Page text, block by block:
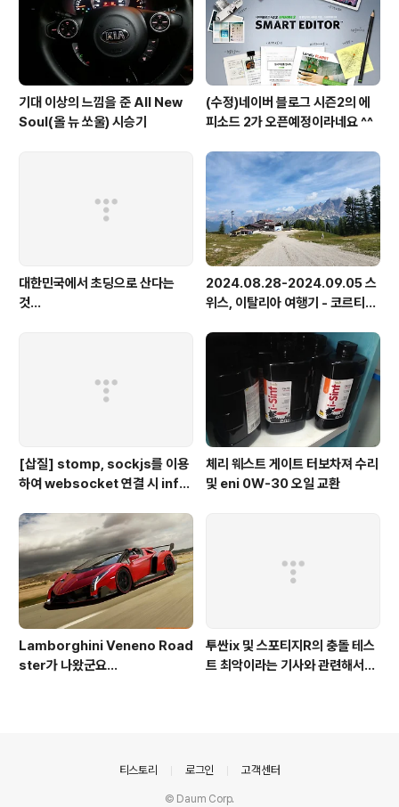
기대 이상의 느낌을 준 All New
Soul(올 뉴 쏘울) 시승기
(수정)네이버 블로그 시즌2의 에
피소드 2가 오픈예정이라네요 ^^
대한민국에서 초딩으로 산다는
것...
2024.08.28-2024.09.05 스
위스, 이탈리아 여행기 - 코르티나
스
[삽질] stomp, sockjs를 이용
하여 websocket 연결 시 info
체리 웨스트 게이트 터보차져 수리
및 eni 0W-30 오일 교환
Lamborghini Veneno Road
ster가 나왔군요...
투싼ix 및 스포티지R의 충돌 테스
트 최악이라는 기사와 관련해서...
티스토리 로그인 고객센터
© Daum Corp.